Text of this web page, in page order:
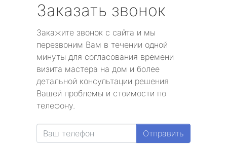
Заказать звонок
Закажите звонок с сайта и мы
перезвоним Вам в течении одной
минуты для согласования времени
визита мастера на дом и более
детальной консультации решения
Вашей проблемы и стоимости по
телефону.
Отправить